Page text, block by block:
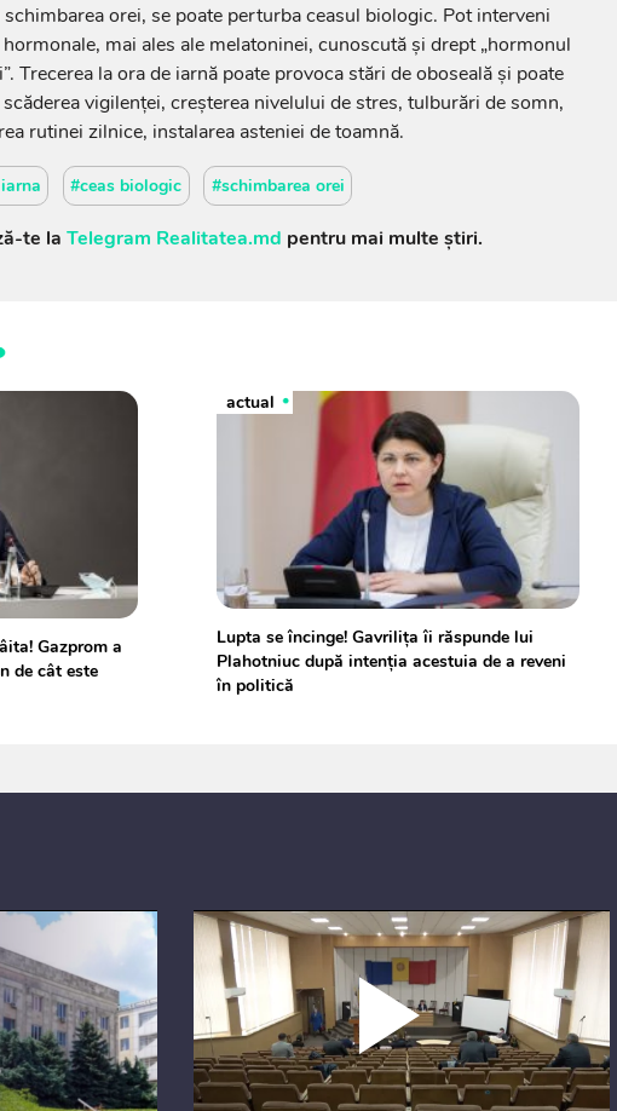
schimbarea orei, se poate perturba ceasul biologic. Pot interveni
mai ales ale melatoninei, cunoscută și drept „hormonul
Trecerea la ora de iarnă poate provoca stări de oboseală și poate
vigilenței, creșterea nivelului de stres, tulburări de somn,
rutinei zilnice, instalarea asteniei de toamnă.
#ceas biologic #schimbarea orei
te la Telegram Realitatea.md pentru mai multe știri.
Gazprom a
de cât este
actual
Lupta se încinge! Gavrilița îi răspunde lui
Plahotniuc după intenția acestuia de a reveni
în politică